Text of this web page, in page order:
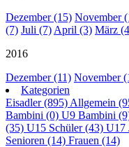
Dezember (15) November
(7) Juli (7) April (3) März
2016
Dezember (11) November
Kategorien
Eisadler (895) Allgemein
Bambini (0) U9 Bambini
(35) U15 Schüler (43) U17
Senioren (14) Frauen (14)